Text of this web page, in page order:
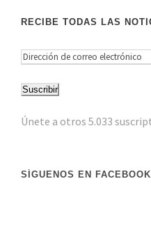
RECIBE TODAS LAS
D
r
c
i
Suscribir
Únete a otros 5.033
SÍGUENOS EN FACEBOOK